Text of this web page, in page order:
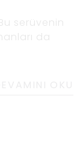
serüvenin
da